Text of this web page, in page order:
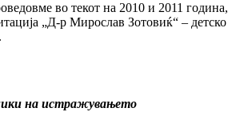
во текот на 2010 и 2011
„Д-р Мирослав Зотовиќ“ – детско
на истражувањето